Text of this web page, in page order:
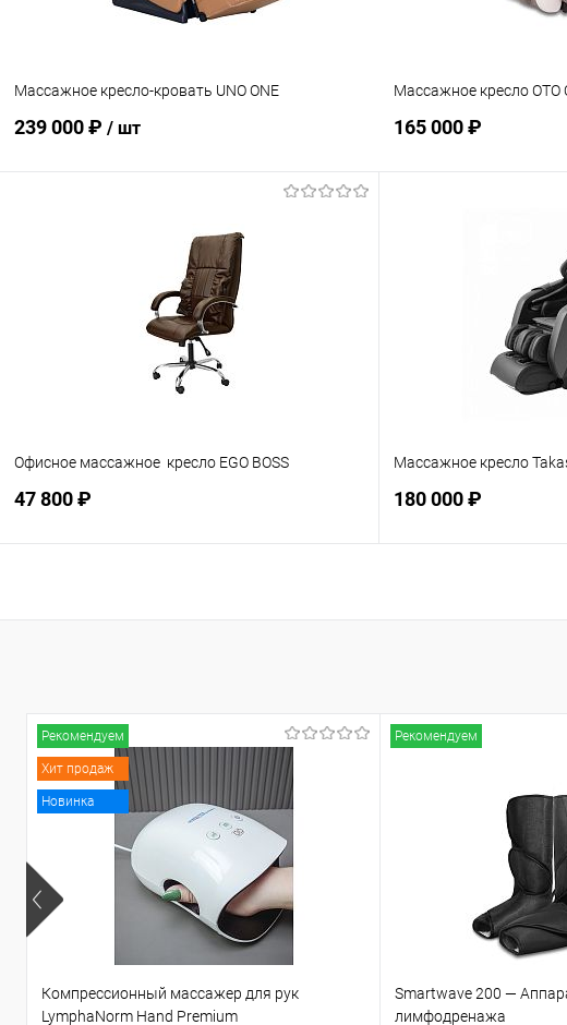
Массажное кресло-кровать UNO ONE
239 000 ₽ / шт
Недоступно
Массажное кресло OTO
165 000 ₽
Чёрный
Офисное массажное кресло EGO BOSS
47 800 ₽
серый Чёрный Белый
Массажное кресло
180 000 ₽
Рекомендуем
Хит продаж
Новинка
Компрессионный массажер для рук
LymphaNorm Hand Premium
Рекомендуем
Smartwave 200 —
лимфодренажа